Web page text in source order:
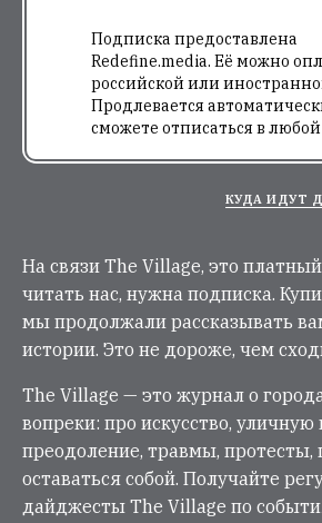
Подписка предоставлена
Redefine.media. Её можно
российской или
Продлевается
сможете отписаться в
КУДА ИДУТ
На связи The Village, это
читать нас, нужна подписка.
мы продолжали рассказывать
истории. Это не дороже, чем
The Village — это журнал о
вопреки: про искусство, уличную
преодоление, травмы, протесты,
оставаться собой. Получайте
дайджесты The Village по